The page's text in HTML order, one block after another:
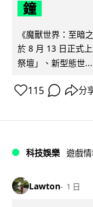
鐘
《魔獸世界：至暗
於 8 月 13 日正式
祭壇」、新型態世...
115 分
科技娛樂 遊戲
Lawton 1 日